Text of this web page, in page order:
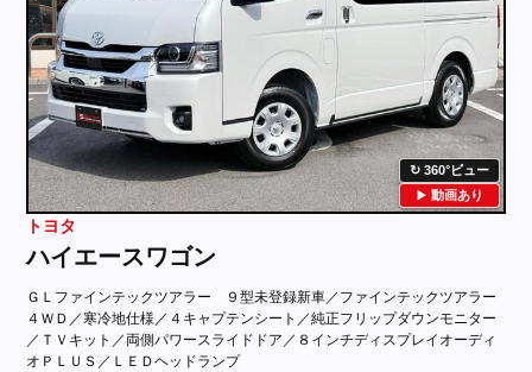
360°ビュー
動画あり
トヨタ
ハイエースワゴン
ＧＬファインテックツアラー ９型未登録新車／ファインテックツアラー
４ＷＤ／寒冷地仕様／４キャプテンシート／純正フリップダウンモニター
／ＴＶキット／両側パワースライドドア／８インチディスプレイオーディ
オＰＬＵＳ／ＬＥＤヘッドランプ